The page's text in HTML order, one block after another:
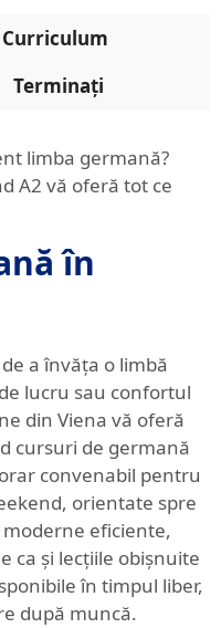
Curriculum
Terminați
limba germană?
A2 vă oferă tot ce
în
a învăța o limbă
lucru sau confortul
din Viena vă oferă
cursuri de germană
convenabil pentru
orientate spre
eficiente,
ca și lecțiile obișnuite
în timpul liber,
după muncă.